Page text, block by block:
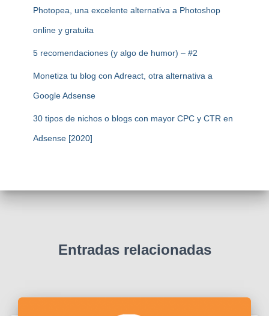
Photopea, una excelente alternativa a Photoshop
online y gratuita
5 recomendaciones (y algo de humor) – #2
Monetiza tu blog con Adreact, otra alternativa a
Google Adsense
30 tipos de nichos o blogs con mayor CPC y CTR en
Adsense [2020]
Entradas relacionadas